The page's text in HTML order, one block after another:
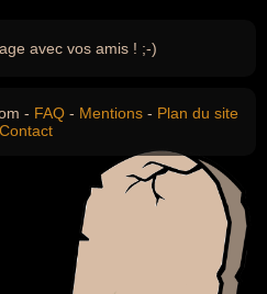
avec vos amis ! ;-)
- FAQ - Mentions - Plan du site
Contact